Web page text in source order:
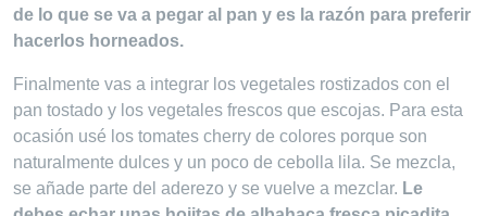
de lo que se va a pegar al pan y es la razón para preferir
hacerlos horneados.
Finalmente vas a integrar los vegetales rostizados con el
pan tostado y los vegetales frescos que escojas. Para esta
ocasión usé los tomates cherry de colores porque son
naturalmente dulces y un poco de cebolla lila. Se mezcla,
se añade parte del aderezo y se vuelve a mezclar. Le